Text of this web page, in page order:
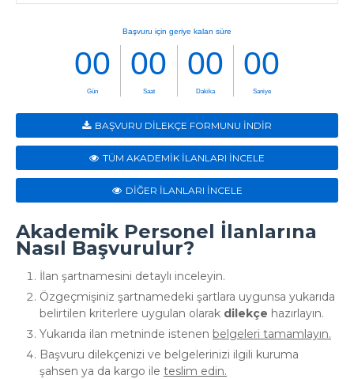
BAŞVURU DİLEKÇE FORMUNU İNDİR
TÜM AKADEMİK İLANLARI İNCELE
DİĞER İLANLARI İNCELE
Akademik Personel İlanlarına
Nasıl Başvurulur?
İlan şartnamesini detaylı inceleyin.
Özgeçmişiniz şartnamedeki şartlara uygunsa yukarıda
belirtilen kriterlere uygulan olarak dilekçe hazırlayın.
Yukarıda ilan metninde istenen belgeleri tamamlayın.
Başvuru dilekçenizi ve belgelerinizi ilgili kuruma
şahsen ya da kargo ile teslim edin.